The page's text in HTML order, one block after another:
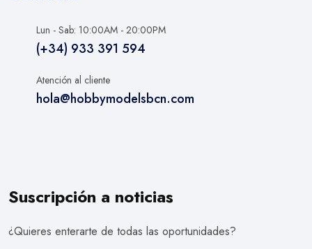
Lun - Sab: 10:00AM - 20:00PM
(+34) 933 391 594
Atención al cliente
hola@hobbymodelsbcn.com
Suscripción a noticias
¿Quieres enterarte de todas las oportunidades?